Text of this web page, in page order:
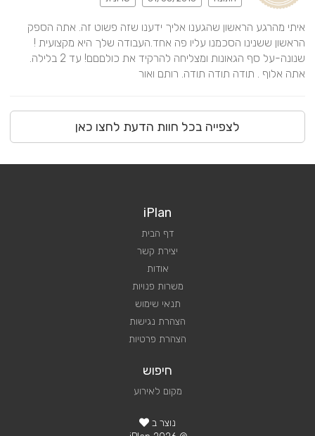
אתה אלוף . תודה תודה תודה. רותם ואור
לצפייה בכל חוות הדעת לחצו כאן
iPlan
דף הבית
יצירת קשר
אודות
משרות פנויות
תנאי שימוש
הצהרת נגישות
הצהרת פרטיות
חיפוש
מקום לאירוע
נוצר ב